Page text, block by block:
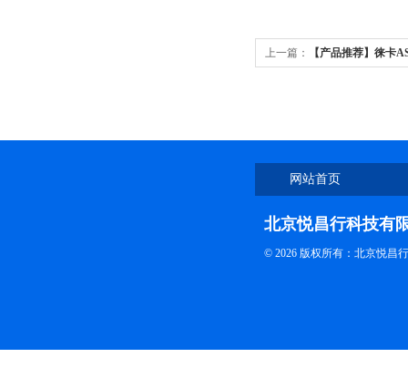
上一篇： 【产品推荐】徕卡
网站首页
北京悦昌行科技有
© 2026 版权所有：北京悦昌